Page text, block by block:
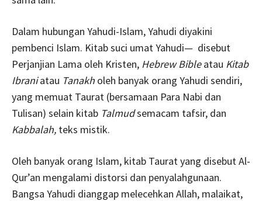
Dalam hubungan Yahudi-Islam, Yahudi diyakini
pembenci Islam. Kitab suci umat Yahudi— disebut
Perjanjian Lama oleh Kristen, Hebrew Bibleatau Kitab
Ibraniatau Tanakh oleh banyak orang Yahudi sendiri,
yang memuat Taurat (bersamaan Para Nabi dan
Tulisan) selain kitab Talmudsemacam tafsir, dan
Kabbalah, teks mistik.
Oleh banyak orang Islam, kitab Taurat yang disebut Al-
Qur’an mengalami distorsi dan penyalahgunaan.
Bangsa Yahudi dianggap melecehkan Allah, malaikat,